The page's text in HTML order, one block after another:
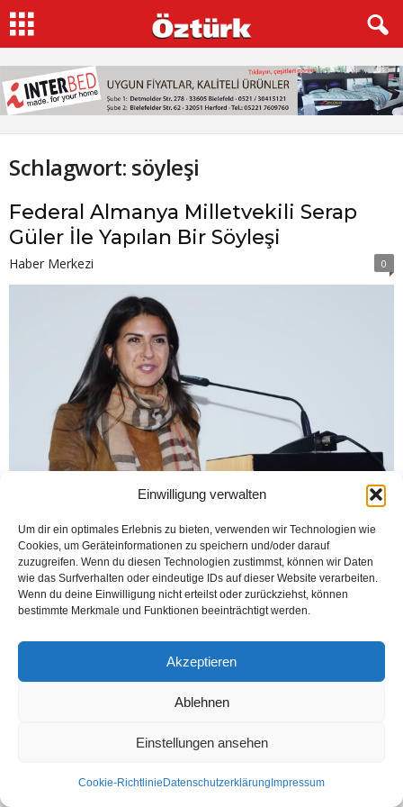
Einwilligung verwalten
Um dir ein optimales Erlebnis zu bieten, verwenden wir Technologien wie
Cookies, um Geräteinformationen zu speichern und/oder darauf
zuzugreifen. Wenn du diesen Technologien zustimmst, können wir Daten
wie das Surfverhalten oder eindeutige IDs auf dieser Website verarbeiten.
Wenn du deine Einwilligung nicht erteilst oder zurückziehst, können
bestimmte Merkmale und Funktionen beeinträchtigt werden.
Akzeptieren
Ablehnen
Einstellungen ansehen
Cookie-Richtlinie Datenschutzerklärung Impressum
Schlagwort: söyleşi
Federal Almanya Milletvekili Serap
Güler İle Yapılan Bir Söyleşi
Haber Merkezi 0
CDU’lu Türk kökenli politikacı Serap Güler ile Agusburger Gazetesi uzun bir
röportaj yayınladı röportajın bir kısmının tercümesini yayınlıyorum.İstifade
edeceğimize inanıyorum, göçmen kökenli bir politikacının...
Weiterlesen
Datenschutzerklärung